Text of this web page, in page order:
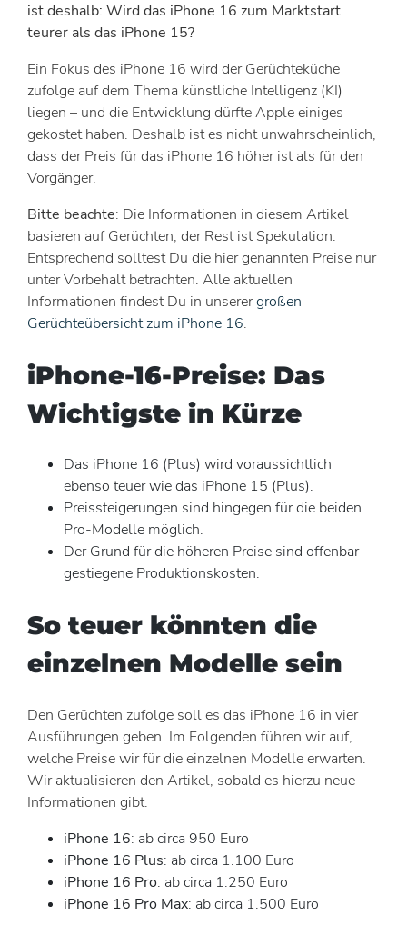
ist deshalb: Wird das iPhone 16 zum Marktstart
teurer als das iPhone 15?
Ein Fokus des iPhone 16 wird der Gerüchteküche
zufolge auf dem Thema künstliche Intelligenz (KI)
liegen – und die Entwicklung dürfte Apple einiges
gekostet haben. Deshalb ist es nicht unwahrscheinlich,
dass der Preis für das iPhone 16 höher ist als für den
Vorgänger.
Bitte beachte: Die Informationen in diesem Artikel
basieren auf Gerüchten, der Rest ist Spekulation.
Entsprechend solltest Du die hier genannten Preise nur
unter Vorbehalt betrachten. Alle aktuellen
Informationen findest Du in unserergroßen
Gerüchteübersicht zum iPhone 16.
iPhone-16-Preise: Das
Wichtigste in Kürze
Das iPhone 16 (Plus) wird voraussichtlich
ebenso teuer wie das iPhone 15 (Plus).
Preissteigerungen sind hingegen für die beiden
Pro-Modelle möglich.
Der Grund für die höheren Preise sind offenbar
gestiegene Produktionskosten.
So teuer könnten die
einzelnen Modelle sein
Den Gerüchten zufolge soll es das iPhone 16 in vier
Ausführungen geben. Im Folgenden führen wir auf,
welche Preise wir für die einzelnen Modelle erwarten.
Wir aktualisieren den Artikel, sobald es hierzu neue
Informationen gibt.
iPhone 16: ab circa 950 Euro
iPhone 16 Plus: ab circa 1.100 Euro
iPhone 16 Pro: ab circa 1.250 Euro
iPhone 16 Pro Max: ab circa 1.500 Euro